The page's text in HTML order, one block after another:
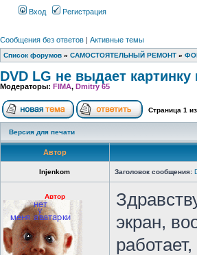
Вход Регистрация
Сообщения без ответов | Активные темы
Список форумов » САМОСТОЯТЕЛЬНЫЙ РЕМОНТ »
DVD LG не выдает картинку
Модераторы: FIMA, Dmitry 65
Страница 1 из
Версия для печати
Автор
Injenkom Заголовок сообщения:
Автор
экран,